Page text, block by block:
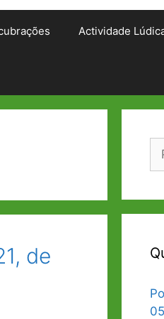
Actividade
de